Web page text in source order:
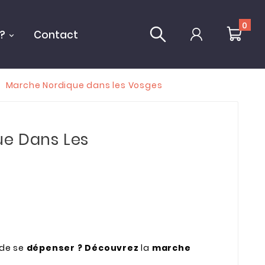
Contact
0
Marche Nordique dans les Vosges
Dans Les
se dépenser ? Découvrez la marche